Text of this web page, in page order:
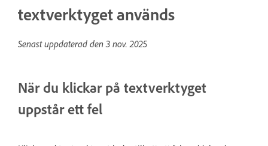
textverktyget används
Senast uppdaterad den 3 nov. 2025
När du klickar på textverktyget
uppstår ett fel